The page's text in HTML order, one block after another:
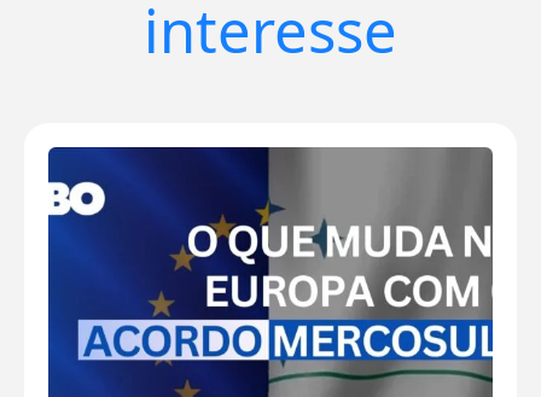
interesse